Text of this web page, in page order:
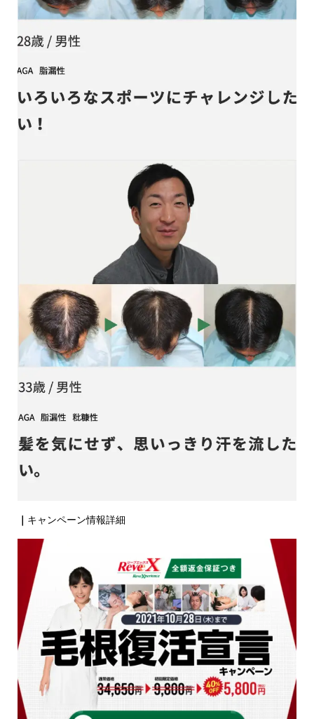
キャンペーン情報詳細